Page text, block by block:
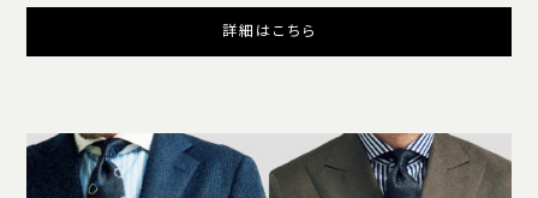
詳細はこちら